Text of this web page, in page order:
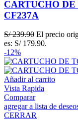
CARTUCHO
CF237A
S/239.90 El precio
es: S/ 179.90.
-12%
Añadir al carrito
Vista Rapida
Comparar
agregar a lista de
CERRAR